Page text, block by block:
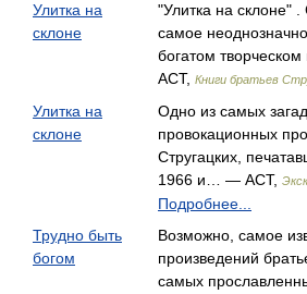
Улитка на
склоне
"Улитка на склоне"
самое
богатом
АСТ, Книги братьев
Улитка на
склоне
Одно из самых
провокационных
Стругацких,
1966 и… — АСТ,
Подробнее...
Трудно быть
богом
Возможно, самое
произведений
самых